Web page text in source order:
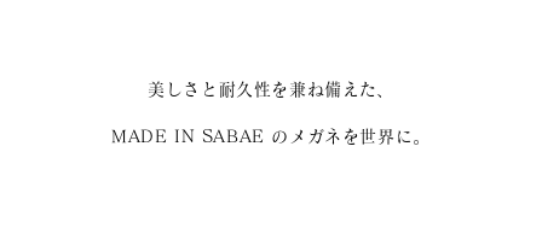
美しさと耐久性を兼ね備えた、
MADE IN SABAE のメガネを世界に。